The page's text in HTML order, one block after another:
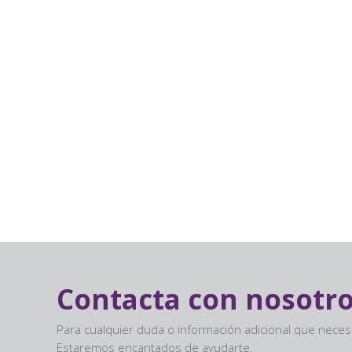
Contacta con
Para cualquier duda o información adicional que
Estaremos encantados de ayudarte.